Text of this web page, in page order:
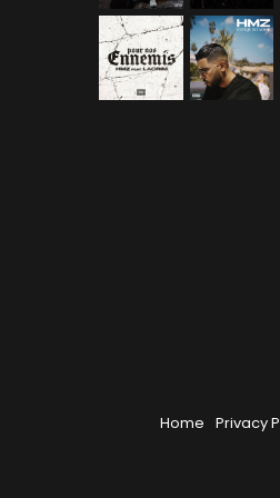
Home Privacy